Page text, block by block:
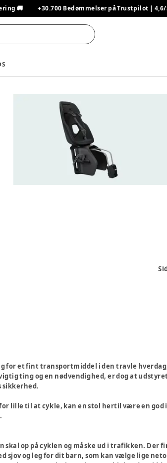
🚚 +30.700 Bedømmelser på Trustpilot | 4,6/
for et fint transportmiddel i den travle
ting og en nødvendighed, er dog at
sikkerhed.
lille til at cykle, kan en stol hertil være en
op på cyklen og måske ud i trafikken. Der
og leg for dit barn, som kan vælge lige